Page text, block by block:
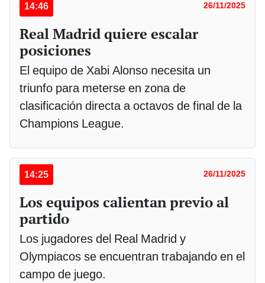
14:46 26/11/2025
Real Madrid quiere escalar
posiciones
El equipo de Xabi Alonso necesita un
triunfo para meterse en zona de
clasificación directa a octavos de final de la
Champions League.
14:25 26/11/2025
Los equipos calientan previo al
partido
Los jugadores del Real Madrid y
Olympiacos se encuentran trabajando en el
campo de juego.